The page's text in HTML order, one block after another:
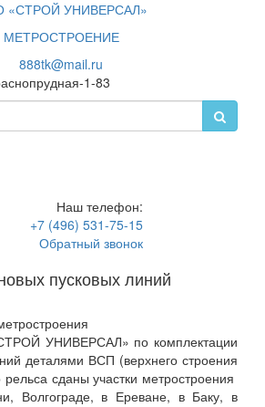
«СТРОЙ УНИВЕРСАЛ»
МЕТРОСТРОЕНИЕ
888tk@mail.ru
1-83
Наш телефон:
+7 (496) 531-75-15
Обратный звонок
пусковых линий
УНИВЕРСАЛ» по комплектации
деталями ВСП (верхнего строения
рельса сданы участки метростроения
Волгограде, в Ереване, в Баку, в